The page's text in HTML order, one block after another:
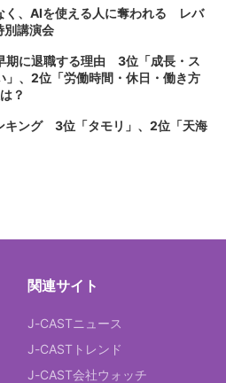
く、AIを使える人に奪われる レバ
別講演会
期に退職する理由 3位「成長・ス
」、2位「労働時間・休日・働き方
？
キング 3位「タモリ」、2位「天海
関連サイト
J-CASTニュース
J-CASTトレンド
J-CAST会社ウォッチ